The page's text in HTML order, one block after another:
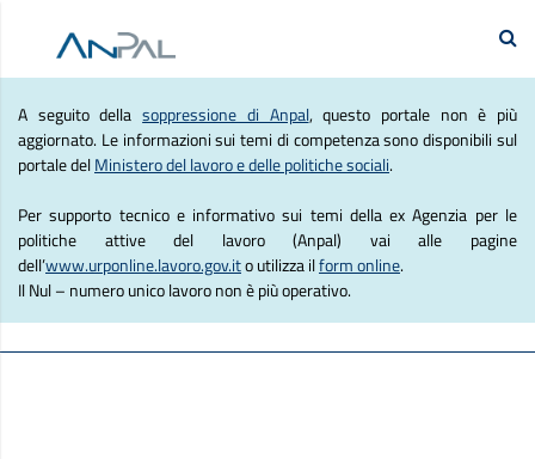
Agenzia Nazionale
A seguito dellasoppressione di Anpal, questo portale non è più
aggiornato. Le informazioni sui temi di competenza sono disponibili sul
portale delMinistero del lavoro e delle politiche sociali.
Per supporto tecnico e informativo sui temi della ex Agenzia per le
politiche attive del lavoro (Anpal) vai alle pagine
dell’www.urponline.lavoro.gov.ito utilizza ilform online.
Il Nul – numero unico lavoro non è più operativo.